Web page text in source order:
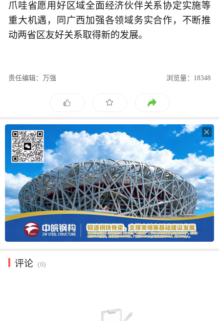
爪哇省愿用好区域全面经济伙伴关系协定实施等
重大机遇，同广西加强各领域务实合作，不断推
动两省区友好关系取得新的发展。
责任编辑：万强 浏览量：18348

评论 (0)